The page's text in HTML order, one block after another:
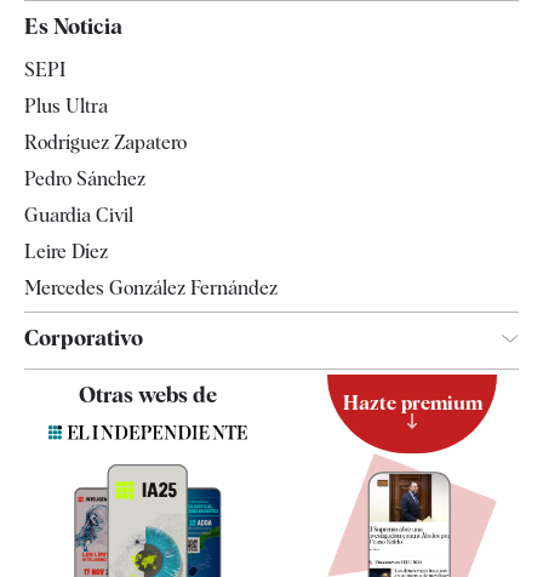
España
Televisión
Es Noticia
SEPI
Plus Ultra
Rodríguez Zapatero
Pedro Sánchez
Guardia Civil
Leire Díez
Mercedes González Fernández
Corporativo
Contacto
Quiénes somos
Especificaciones
Otras webs de Hazte premium